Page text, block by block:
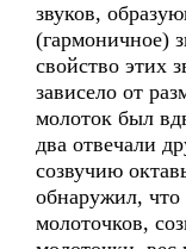
звуков,
(гармоничное)
свойство этих
зависело от
молоток был
два отвечали
созвучию
обнаружил, что
молоточков,